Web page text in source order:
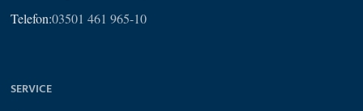
Telefon:03501 461 965-10
SERVICE